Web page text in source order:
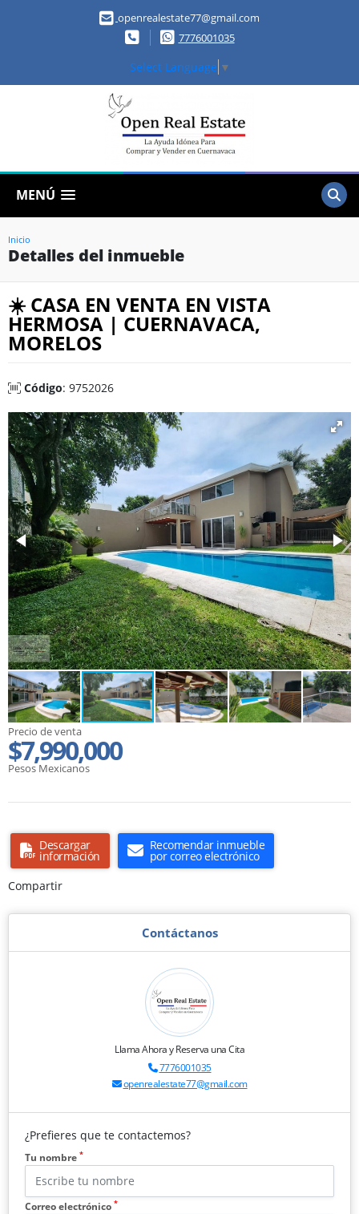
openrealestate77@gmail.com
7776001035
Select Language ▼
MENÚ
Inicio
Detalles del inmueble
☀️ CASA EN VENTA EN VISTA
HERMOSA | CUERNAVACA,
MORELOS
Código: 9752026
Precio de venta
$7,990,000
Pesos Mexicanos
Descargar
información
Recomendar inmueble
por correo electrónico
Compartir
Contáctanos
Llama Ahora y Reserva una Cita
7776001035
openrealestate77@gmail.com
¿Prefieres que te contactemos?
Tu nombre *
Correo electrónico *